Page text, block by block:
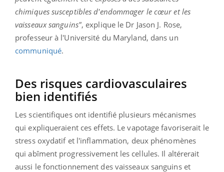
chimiques susceptibles d'endommager le cœur et les
vaisseaux sanguins", explique le Dr Jason J. Rose,
professeur à l'Université du Maryland, dans un
communiqué.
Des risques cardiovasculaires
bien identifiés
Les scientifiques ont identifié plusieurs mécanismes
qui expliqueraient ces effets. Le vapotage favoriserait le
stress oxydatif et l'inflammation, deux phénomènes
qui abîment progressivement les cellules. Il altérerait
aussi le fonctionnement des vaisseaux sanguins et